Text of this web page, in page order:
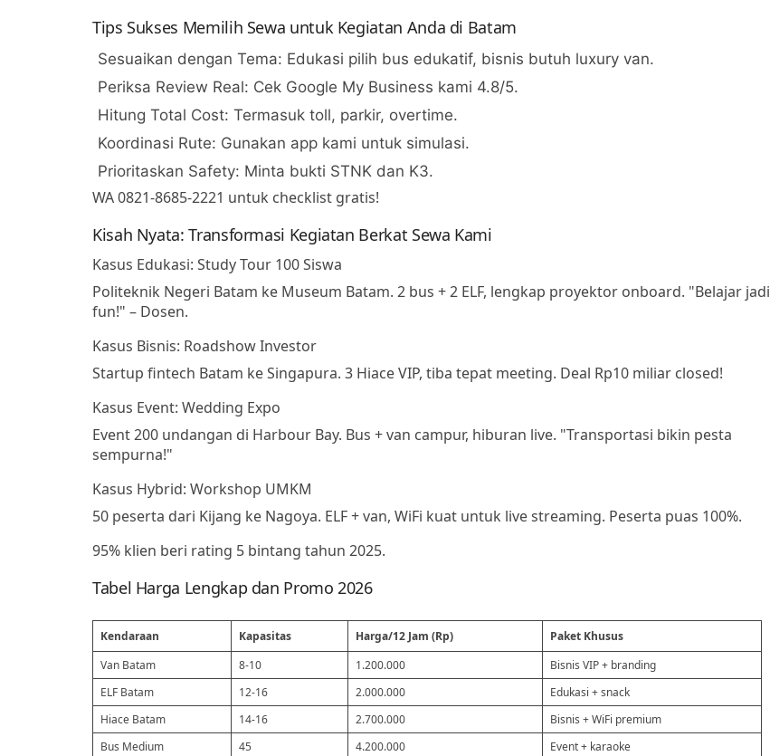
Tips Sukses Memilih Sewa untuk Kegiatan Anda di Batam
Sesuaikan dengan Tema: Edukasi pilih bus edukatif, bisnis butuh luxury van.
Periksa Review Real: Cek Google My Business kami 4.8/5.
Hitung Total Cost: Termasuk toll, parkir, overtime.
Koordinasi Rute: Gunakan app kami untuk simulasi.
Prioritaskan Safety: Minta bukti STNK dan K3.
WA0821-8685-2221 untuk checklist gratis!
Kisah Nyata: Transformasi Kegiatan Berkat Sewa Kami
Kasus Edukasi: Study Tour 100 Siswa
Politeknik Negeri Batam ke Museum Batam. 2 bus + 2 ELF, lengkap proyektor onboard. "Belajar jadi
fun!" – Dosen.
Kasus Bisnis: Roadshow Investor
Startup fintech Batam ke Singapura. 3 Hiace VIP, tiba tepat meeting. Deal Rp10 miliar closed!
Kasus Event: Wedding Expo
Event 200 undangan di Harbour Bay. Bus + van campur, hiburan live. "Transportasi bikin pesta
sempurna!"
Kasus Hybrid: Workshop UMKM
50 peserta dari Kijang ke Nagoya. ELF + van, WiFi kuat untuk live streaming. Peserta puas 100%.
95% klien beri rating 5 bintang tahun 2025.
Tabel Harga Lengkap dan Promo 2026
Kendaraan Kapasitas Harga/12 Jam (Rp)
Paket Khusus
Van Batam
8-10 1.200.000
Bisnis VIP + branding
ELF Batam
12-16 2.000.000
Edukasi + snack
Hiace Batam
14-16 2.700.000
Bisnis + WiFi premium
Bus Medium
45 4.200.000 Event + karaoke